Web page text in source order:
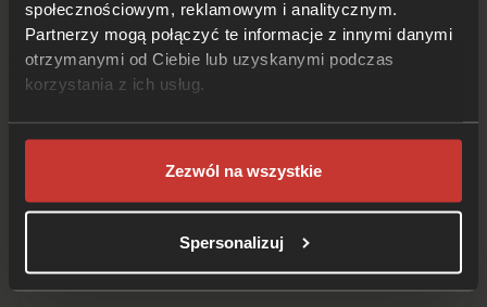
społecznościowym, reklamowym i analitycznym.
Partnerzy mogą połączyć te informacje z innymi danymi
otrzymanymi od Ciebie lub uzyskanymi podczas
korzystania z ich usług.
Zezwól na wszystkie
Spersonalizuj
Mercedes E63 AMG